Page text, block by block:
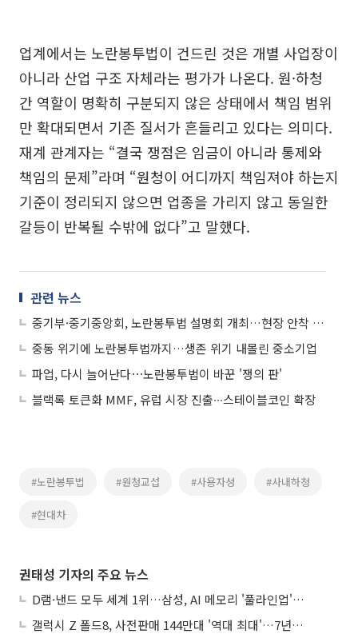
업계에서는 노란봉투법이 건드린 것은 개별 사업장이
아니라 산업 구조 자체라는 평가가 나온다. 원·하청
간 역할이 명확히 구분되지 않은 상태에서 책임 범위
만 확대되면서 기존 질서가 흔들리고 있다는 의미다.
재계 관계자는 “결국 쟁점은 임금이 아니라 통제와
책임의 문제”라며 “원청이 어디까지 책임져야 하는지
기준이 정리되지 않으면 업종을 가리지 않고 동일한
갈등이 반복될 수밖에 없다”고 말했다.
관련 뉴스
중기부·중기중앙회, 노란봉투법 설명회 개최…현장 안착 지원
중동 위기에 노란봉투법까지…생존 위기 내몰린 중소기업
파업, 다시 늘어난다⋯노란봉투법이 바꾼 '쟁의 판'
블랙록 토큰화 MMF, 유럽 시장 진출∙∙∙스테이블코인 확장
#노란봉투법 #원청교섭 #사용자성 #사내하청
#현대차
권태성 기자의 주요 뉴스
D램·낸드 모두 세계 1위…삼성, AI 메모리 '풀라인업'으로 승부
갤럭시 Z 폴드8, 사전판매 144만대 '역대 최대'…7년만에 갤노트10 기록 넘어